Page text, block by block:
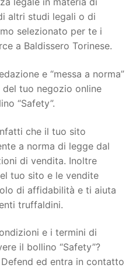
altri studi legali o di
selezionato per te i
a Baldissero Torinese.
e “messa a norma”
tuo negozio online
“Safety”.
che il tuo sito
a norma di legge dal
di vendita. Inoltre
tuo sito e le vendite
di affidabilità e ti aiuta
truffaldini.
e i termini di
il bollino “Safety”?
ed entra in contatto